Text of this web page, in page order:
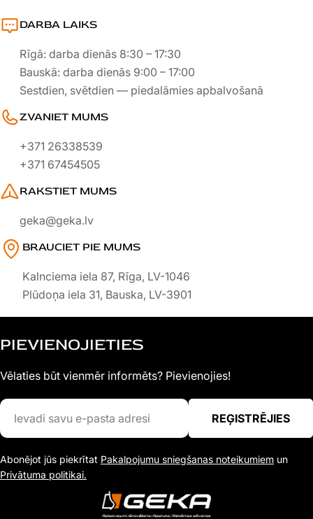
DARBA LAIKS
Rīgā: darba dienās 8:30 – 17:30
Bauskā: darba dienās 9:00 – 17:00
Sestdien, svētdien — piedalāmies apbalvošanā
ZVANIET MUMS
+371 26338539
+371 67454505
RAKSTIET MUMS
geka@geka.lv
BRAUCIET PIE MUMS
Kalnciema iela 87, Rīga, LV-1046
Plūdoņa iela 31, Bauska, LV-3901
PIEVIENOJIETIES
Vēlaties būt vienmēr informēts? Pievienojies!
Ievadi
savu
pasta
adresi
REĢISTRĒJIES
Abonējot jūs piekrītat Pakalpojumu sniegšanas noteikumiem un
Privātuma politikai.